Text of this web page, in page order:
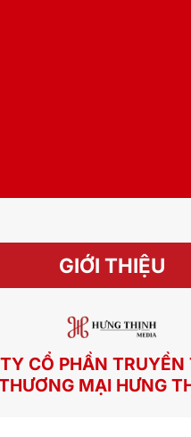
GIỚI THIỆU
CỔ PHẦN TRUYỀN
MẠI HƯNG